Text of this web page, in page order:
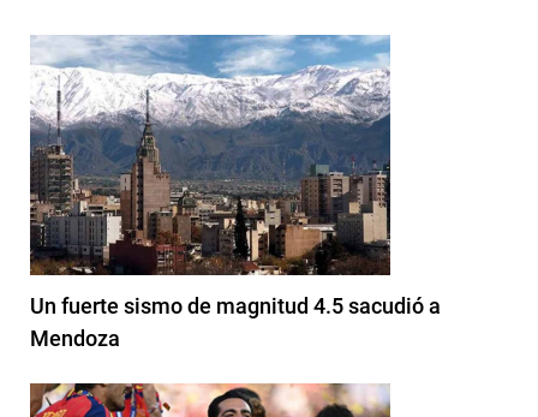
Un fuerte sismo de magnitud 4.5 sacudió a
Mendoza